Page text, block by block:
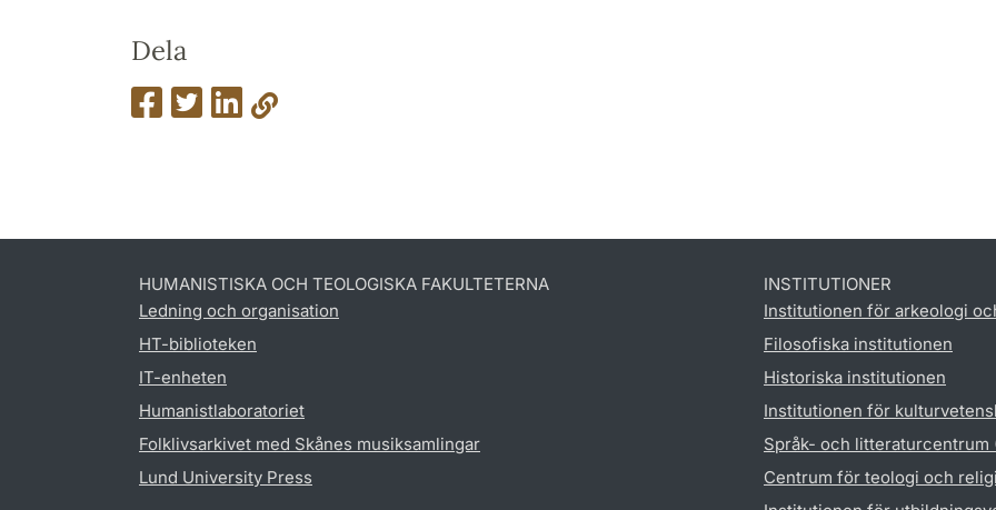
Dela
HUMANISTISKA OCH TEOLOGISKA FAKULTETERNA
Ledning och organisation
HT-biblioteken
IT-enheten
Humanistlaboratoriet
Folklivsarkivet med Skånes musiksamlingar
Lund University Press
INSTITUTIONER
Institutionen för arkeologi
Filosofiska institutionen
Historiska institutionen
Institutionen för
Språk- och litteraturcentrum
Centrum för teologi och